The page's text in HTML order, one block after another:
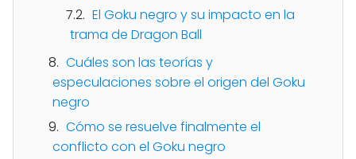
El Goku negro y su impacto en la
trama de Dragon Ball
Cuáles son las teorías y
especulaciones sobre el origen del Goku
negro
Cómo se resuelve finalmente el
conflicto con el Goku negro